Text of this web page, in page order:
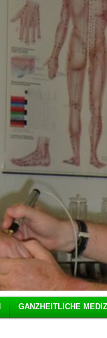
GANZHEITLICHE